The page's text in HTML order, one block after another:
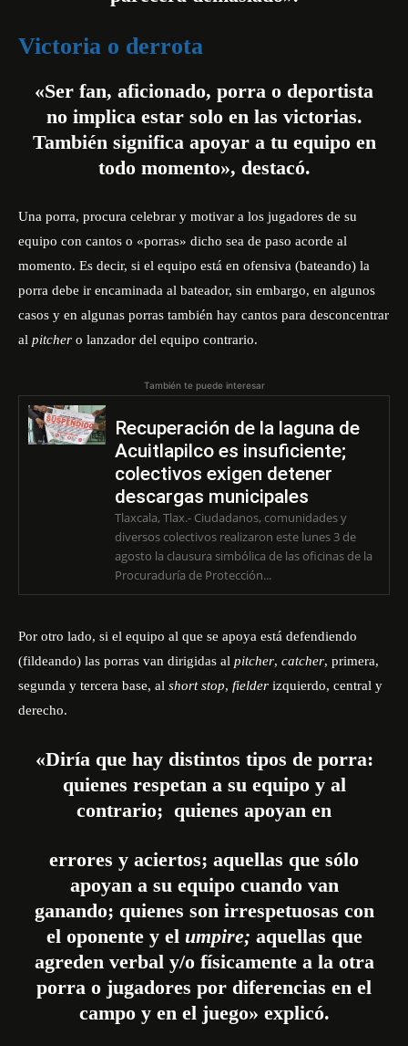
Victoria o derrota
«Ser fan, aficionado, porra o deportista
no implica estar solo en las victorias.
También significa apoyar a tu equipo en
todo momento», destacó.
Una porra, procura celebrar y motivar a los jugadores de su
equipo con cantos o «porras» dicho sea de paso acorde al
momento. Es decir, si el equipo está en ofensiva (bateando) la
porra debe ir encaminada al bateador, sin embargo, en algunos
casos y en algunas porras también hay cantos para desconcentrar
al pitcher o lanzador del equipo contrario.
También te puede interesar
Recuperación de la laguna de
Acuitlapilco es insuficiente;
colectivos exigen detener
descargas municipales
Tlaxcala, Tlax.- Ciudadanos, comunidades y
diversos colectivos realizaron este lunes 3 de
agosto la clausura simbólica de las oficinas de la
Procuraduría de Protección...
Por otro lado, si el equipo al que se apoya está defendiendo
(fildeando) las porras van dirigidas al pitcher, catcher, primera,
segunda y tercera base, al short stop, fielder izquierdo, central y
derecho.
«Diría que hay distintos tipos de porra:
quienes respetan a su equipo y al
contrario; quienes apoyan en
errores y aciertos; aquellas que sólo
apoyan a su equipo cuando van
ganando; quienes son irrespetuosas con
el oponente y el umpire; aquellas que
agreden verbal y/o físicamente a la otra
porra o jugadores por diferencias en el
campo y en el juego» explicó.